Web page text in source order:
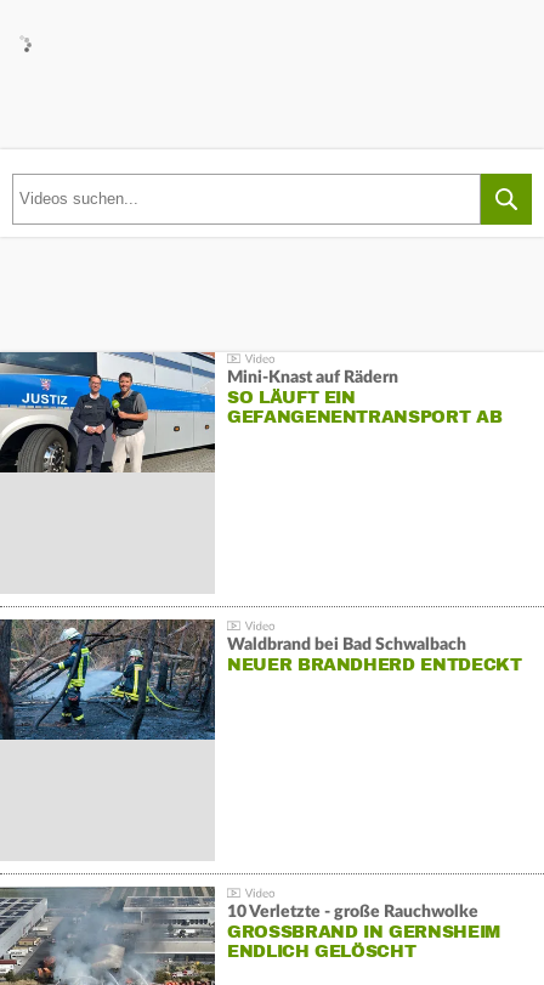
Mini-Knast auf Rädern
SO LÄUFT EIN
GEFANGENENTRANSPORT AB
Waldbrand bei Bad Schwalbach
NEUER BRANDHERD ENTDECKT
10 Verletzte - große Rauchwolke
GROSSBRAND IN GERNSHEIM E
NDLICH GELÖSCHT